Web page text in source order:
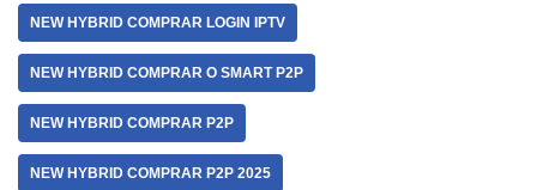
NEW HYBRID COMPRAR LOGIN IPTV
NEW HYBRID COMPRAR O SMART P2P
NEW HYBRID COMPRAR P2P
NEW HYBRID COMPRAR P2P 2025